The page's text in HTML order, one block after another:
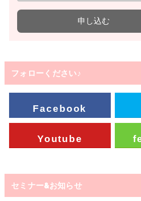
フォローください♪
Facebook
Youtube
セミナー&お知らせ